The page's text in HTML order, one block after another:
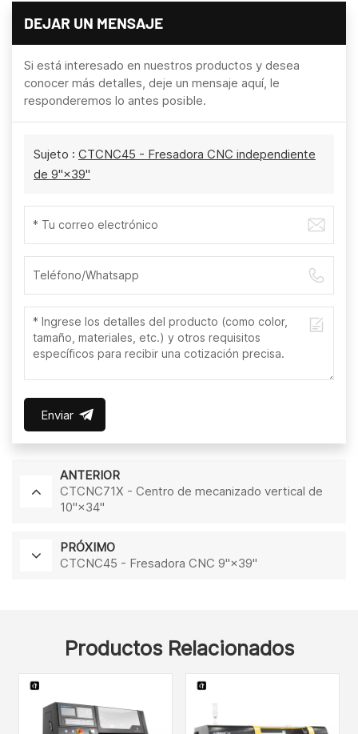
DEJAR UN MENSAJE
Si está interesado en nuestros productos y desea
conocer más detalles, deje un mensaje aquí, le
responderemos lo antes posible.
Sujeto : CTCNC45 - Fresadora CNC independiente
de 9"×39"
Enviar
ANTERIOR
CTCNC71X - Centro de mecanizado vertical de
10"×34"
PRÓXIMO
CTCNC45 - Fresadora CNC 9"×39"
Productos Relacionados